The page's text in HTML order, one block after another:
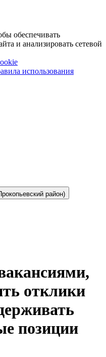
обеспечивать
и анализировать сетевой
использования
район)
отклики
позиции